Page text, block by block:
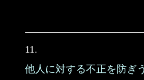
11.
他人に対する不正を防ぎ